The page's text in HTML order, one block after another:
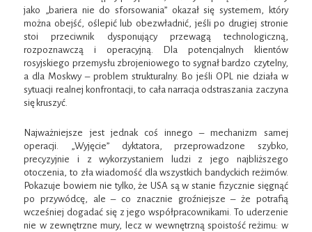
jako „bariera nie do sforsowania” okazał się systemem, który
można obejść, oślepić lub obezwładnić, jeśli po drugiej stronie
stoi przeciwnik dysponujący przewagą technologiczną,
rozpoznawczą i operacyjną. Dla potencjalnych klientów
rosyjskiego przemysłu zbrojeniowego to sygnał bardzo czytelny,
a dla Moskwy – problem strukturalny. Bo jeśli OPL nie działa w
sytuacji realnej konfrontacji, to cała narracja odstraszania zaczyna
się kruszyć.
Najważniejsze jest jednak coś innego – mechanizm samej
operacji. „Wyjęcie” dyktatora, przeprowadzone szybko,
precyzyjnie i z wykorzystaniem ludzi z jego najbliższego
otoczenia, to zła wiadomość dla wszystkich bandyckich reżimów.
Pokazuje bowiem nie tylko, że USA są w stanie fizycznie sięgnąć
po przywódcę, ale – co znacznie groźniejsze – że potrafią
wcześniej dogadać się z jego współpracownikami. To uderzenie
nie w zewnętrzne mury, lecz w wewnętrzną spoistość reżimu: w